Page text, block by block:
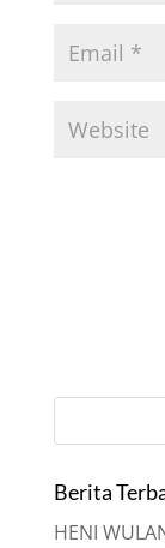
Berita
HENI